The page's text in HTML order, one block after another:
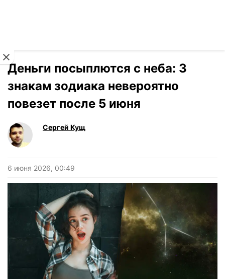
Деньги посыплются с неба: 3
знакам зодиака невероятно
повезет после 5 июня
Сергей Кущ
6 июня 2026, 00:49